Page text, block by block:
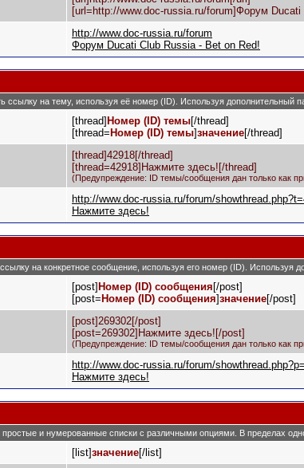
[url=http://www.doc-russia.ru/forum]Форум
http://www.doc-russia.ru/forum
Форум Ducati Club Russia - Bet on Red!
ссылку на тему, используя её номер (ID). Используя дополнительный
[thread] Номер (ID) темы[/thread]
[thread= Номер (ID) темы]значение[/thread]
[thread]42918[/thread]
[thread=42918]Нажмите здесь![/thread]
(Предупреждение: ID темы/сообщения дан только как
http://www.doc-russia.ru/forum/
Нажмите здесь!
на конкретное сообщение, используя его номер (ID). Используя
[post] Номер (ID) сообщения [/post]
[post= Номер (ID) сообщения]значение[/post]
[post]269302[/post]
[post=269302]Нажмите здесь![/post]
(Предупреждение: ID темы/сообщения дан только как
http://www.doc-russia.ru/forum/
Нажмите здесь!
простые и нумерованные списки с различными опциями. В пределах
[list]значение[/list]